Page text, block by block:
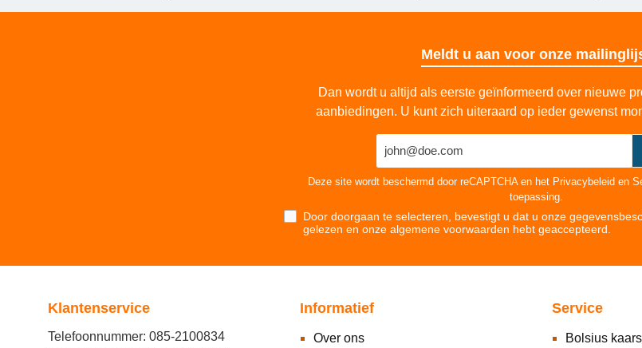
Meldt u aan voor onze
Dan wordt u altijd als eerste geïnformeerd over nieuwe
aanbiedingen. U kunt zich uiteraard op ieder gewenst
Deze site wordt beschermd door reCAPTCHA en het Privacybeleid en
toepassing.
Door doorgaan te selecteren, bevestigt u dat u onze
gelezen en onze algemene voorwaarden hebt geaccepteerd
Klantenservice
Telefoonnummer: 085-2100834
Informatief
Over ons
Service
Bolsius